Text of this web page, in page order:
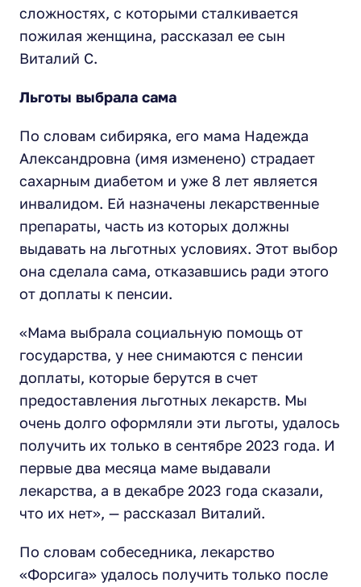
сложностях, с которыми сталкивается
пожилая женщина, рассказал ее сын
Виталий С.
Льготы выбрала сама
По словам сибиряка, его мама Надежда
Александровна (имя изменено) страдает
сахарным диабетом и уже 8 лет является
инвалидом. Ей назначены лекарственные
препараты, часть из которых должны
выдавать на льготных условиях. Этот выбор
она сделала сама, отказавшись ради этого
от доплаты к пенсии.
«Мама выбрала социальную помощь от
государства, у нее снимаются с пенсии
доплаты, которые берутся в счет
предоставления льготных лекарств. Мы
очень долго оформляли эти льготы, удалось
получить их только в сентябре 2023 года. И
первые два месяца маме выдавали
лекарства, а в декабре 2023 года сказали,
что их нет», — рассказал Виталий.
По словам собеседника, лекарство
«Форсига» удалось получить только после